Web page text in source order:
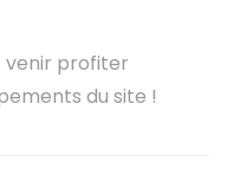
venir profiter
du site !